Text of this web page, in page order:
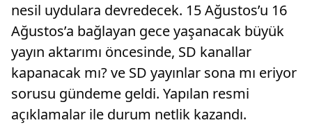
nesil uydulara devredecek. 15 Ağustos’u 16
Ağustos’a bağlayan gece yaşanacak büyük
yayın aktarımı öncesinde, SD kanallar
kapanacak mı? ve SD yayınlar sona mı eriyor
sorusu gündeme geldi. Yapılan resmi
açıklamalar ile durum netlik kazandı.